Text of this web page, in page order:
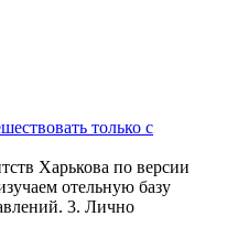
только с
Харькова по версии
отельную базу
3. Лично